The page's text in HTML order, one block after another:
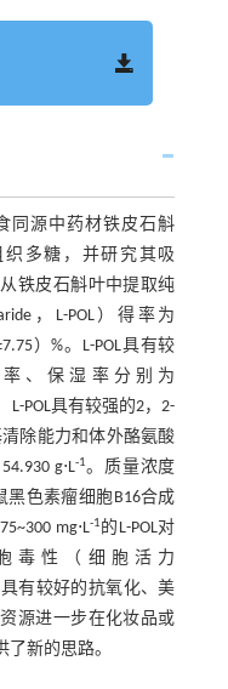
同源中药材铁皮石斛
多糖，并研究其吸
铁皮石斛叶中提取纯
，L-POL）得率为
）%。L-POL具有较
、保湿率分别为
L-POL具有较强的2，2-
清除能力和体外酪氨酸
g⋅L-1。质量浓度
黑色素瘤细胞B16合成
mg⋅L-1 的L-POL对
毒性（细胞活力
具有较好的抗氧化、美
源进一步在化妆品或
新的思路。